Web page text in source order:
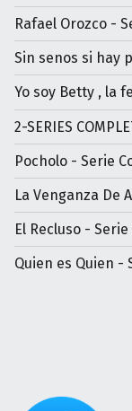
Rafael Orozco -
Sin senos si hay
Yo soy Betty , la
2-SERIES
Pocholo - Serie
La Venganza De
El Recluso -
Quien es Quien -